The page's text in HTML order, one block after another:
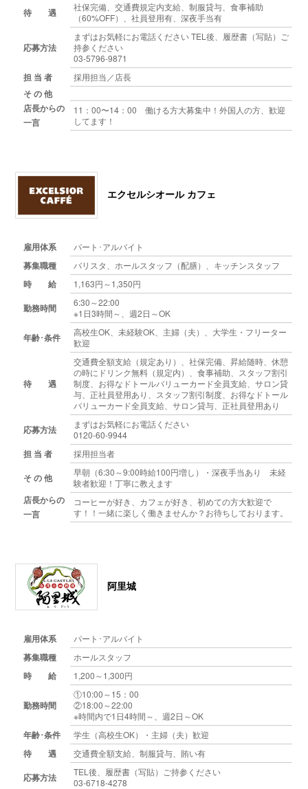
待 遇
社保完備、交通費規定内支給、制服貸与、食事補助
（60%OFF）、社員登用有、深夜手当有
応募方法
まずはお気軽にお電話ください TEL後、履歴書（写貼）ご
持参ください
03-5796-9871
担 当 者 採用担当／店長
そ の 他
店長からの
一言
11：00〜14：00 働ける方大募集中！外国人の方、歓迎
してます！
エクセルシオール カフェ
雇用体系 パート･アルバイト
募集職種 バリスタ、ホールスタッフ（配膳）、キッチンスタッフ
時 給 1,163円～1,350円
勤務時間
6:30～22:00
※1日3時間～、週2日～OK
年齢･条件
高校生OK、未経験OK、主婦（夫）、大学生・フリーター
歓迎
待 遇
交通費全額支給（規定あり）、社保完備、昇給随時、休憩
の時にドリンク無料（規定内）、食事補助、スタッフ割引
制度、お得なドトールバリューカード全員支給、サロン貸
与、正社員登用あり、スタッフ割引制度、お得なドトール
バリューカード全員支給、サロン貸与、正社員登用あり
応募方法
まずはお気軽にお電話ください
0120-60-9944
担 当 者 採用担当者
そ の 他
早朝（6:30～9:00時給100円増し）・深夜手当あり 未経
験者歓迎！丁寧に教えます
店長からの
一言
コーヒーが好き、カフェが好き、初めての方大歓迎で
す！！一緒に楽しく働きませんか？お待ちしております。
阿里城
雇用体系 パート･アルバイト
募集職種 ホールスタッフ
時 給 1,200～1,300円
勤務時間
①10:00～15：00
②18:00～22:00
※時間内で1日4時間～、週2日～OK
年齢･条件 学生（高校生OK）・主婦（夫）歓迎
待 遇 交通費全額支給、制服貸与、賄い有
応募方法
TEL後、履歴書（写貼）ご持参ください
03-6718-4278